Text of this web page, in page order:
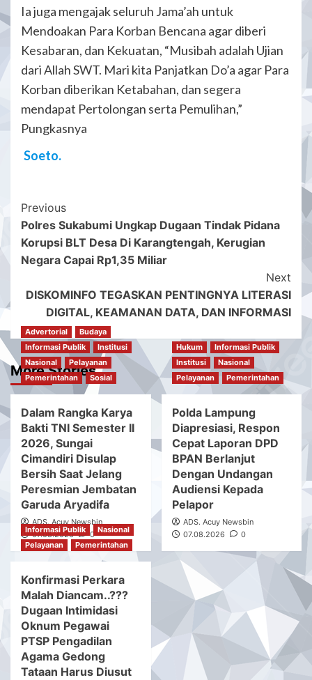
Ia juga mengajak seluruh Jama’ah untuk
Mendoakan Para Korban Bencana agar diberi
Kesabaran, dan Kekuatan, “Musibah adalah Ujian
dari Allah SWT. Mari kita Panjatkan Do’a agar Para
Korban diberikan Ketabahan, dan segera
mendapat Pertolongan serta Pemulihan,”
Pungkasnya
Soeto.
Post
Navigation
Previous
Polres Sukabumi Ungkap Dugaan Tindak Pidana
Korupsi BLT Desa Di Karangtengah, Kerugian
Negara Capai Rp1,35 Miliar
Next
DISKOMINFO TEGASKAN PENTINGNYA LITERASI
DIGITAL, KEAMANAN DATA, DAN INFORMASI
More Stories
Advertorial
Budaya
Informasi Publik
Institusi
Nasional
Pelayanan
Pemerintahan
Sosial
Dalam Rangka Karya
Bakti TNI Semester II
2026, Sungai
Cimandiri Disulap
Bersih Saat Jelang
Peresmian Jembatan
Garuda Aryadifa
ADS. Acuy Newsbin
07.08.2026
0
Hukum
Informasi Publik
Institusi
Nasional
Pelayanan
Pemerintahan
Polda Lampung
Diapresiasi, Respon
Cepat Laporan DPD
BPAN Berlanjut
Dengan Undangan
Audiensi Kepada
Pelapor
ADS. Acuy Newsbin
07.08.2026
0
Informasi Publik
Nasional
Pelayanan
Pemerintahan
Konfirmasi Perkara
Malah Diancam..???
Dugaan Intimidasi
Oknum Pegawai
PTSP Pengadilan
Agama Gedong
Tataan Harus Diusut